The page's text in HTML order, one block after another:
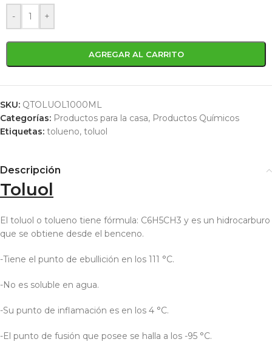
- +
AGREGAR AL CARRITO
SKU: QTOLUOL1000ML
Categorías: Productos para la casa, Productos Químicos
Etiquetas: tolueno, toluol
Descripción
Toluol
El toluol o tolueno tiene fórmula: C6H5CH3 y es un hidrocarburo
que se obtiene desde el benceno.
-Tiene el punto de ebullición en los 111 °C.
-No es soluble en agua.
-Su punto de inflamación es en los 4 °C.
-El punto de fusión que posee se halla a los -95 °C.